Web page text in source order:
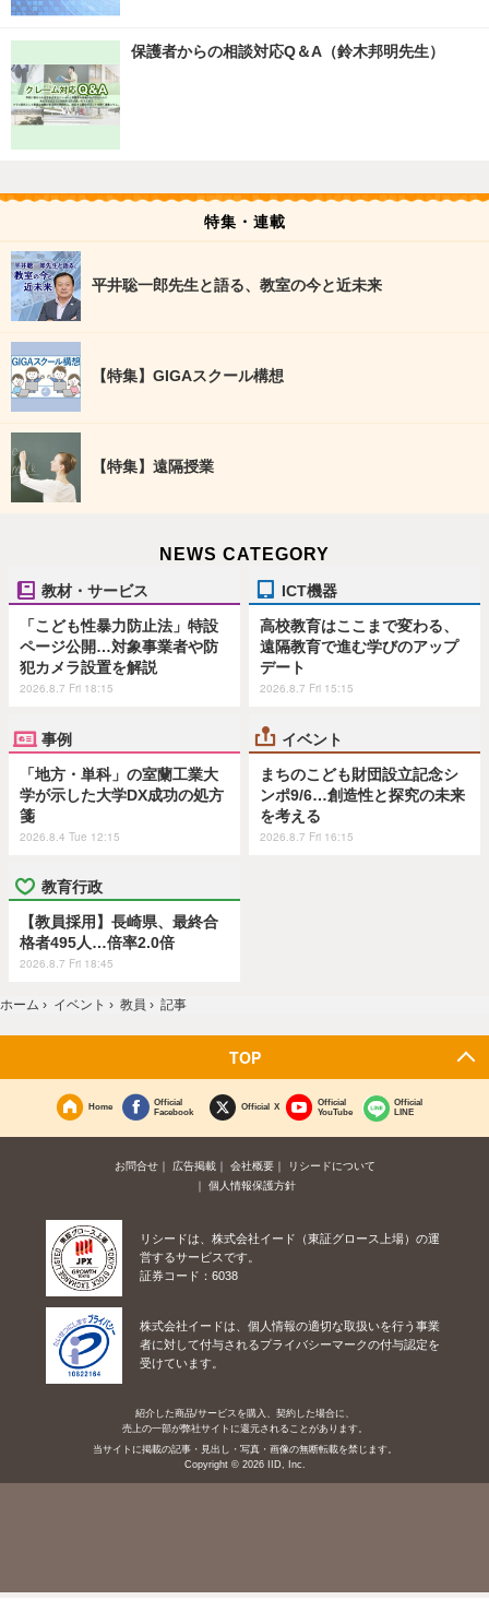
保護者からの相談対応Q＆A（鈴木邦明先生）
特集・連載
平井聡一郎先生と語る、教室の今と近未来
【特集】GIGAスクール構想
【特集】遠隔授業
NEWS CATEGORY
教材・サービス
「こども性暴力防止法」特設
ページ公開…対象事業者や防
犯カメラ設置を解説
2026.8.7 Fri 18:15
ICT機器
高校教育はここまで変わる、
遠隔教育で進む学びのアップ
デート
2026.8.7 Fri 15:15
事例
「地方・単科」の室蘭工業大
学が示した大学DX成功の処方
箋
2026.8.4 Tue 12:15
イベント
まちのこども財団設立記念シ
ンポ9/6…創造性と探究の未来
を考える
2026.8.7 Fri 16:15
教育行政
【教員採用】長崎県、最終合
格者495人…倍率2.0倍
2026.8.7 Fri 18:45
ホーム › イベント › 教員 › 記事
TOP
Home
Official
Facebook
Official X
Official
YouTube
Official
LINE
お問合せ 広告掲載 会社概要
リシードについて
個人情報保護方針
リシードは、株式会社イード（東証グロース上場）の運
営するサービスです。
証券コード：6038
株式会社イードは、個人情報の適切な取扱いを行う事業
者に対して付与されるプライバシーマークの付与認定を
受けています。
紹介した商品/サービスを購入、契約した場合に、
売上の一部が弊社サイトに還元されることがあります。
当サイトに掲載の記事・見出し・写真・画像の無断転載を禁じます。
Copyright © 2026 IID, Inc.